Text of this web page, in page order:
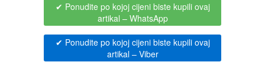
BOJANKE ZA ODRASLE
PAVLODERM
PAVLOVICA KREMA
✔ Ponudite po kojoj cijeni biste kupili ovaj
artikal – WhatsApp
✔ Ponudite po kojoj cijeni biste kupili ovaj
artikal– Viber